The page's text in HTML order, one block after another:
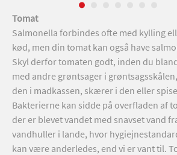
Tomat
Salmonella forbindes ofte med kylling
kød, men din tomat kan også have
Skyl derfor tomaten godt, inden du
med andre grøntsager i
den i madkassen, skærer i den eller
Bakterierne kan sidde på overfladen af
der er blevet vandet med snavset vand
vandhuller i lande, hvor
kan være anderledes, end vi er vant til.